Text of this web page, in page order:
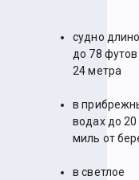
судно
до 78
24 метра
в
водах до 20
миль от
в светлое